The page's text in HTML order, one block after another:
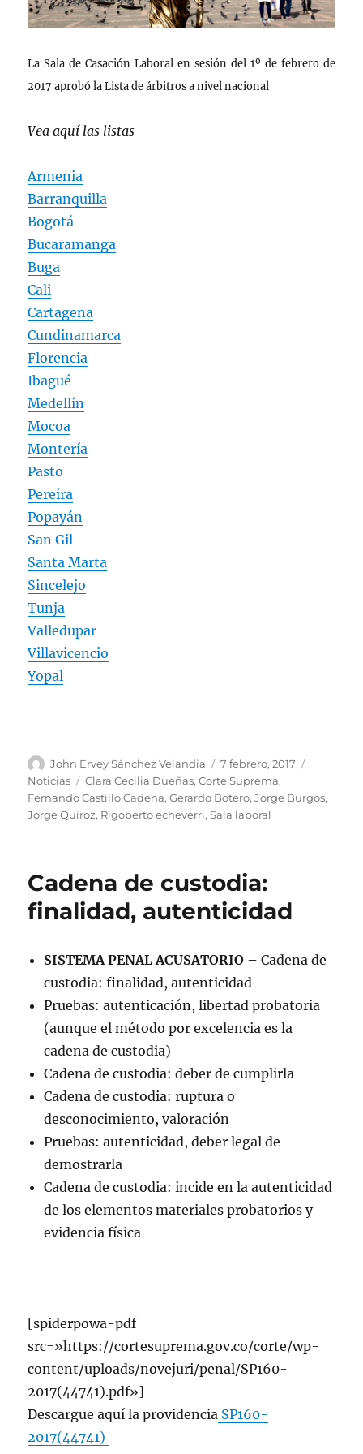
La Sala de Casación Laboral en sesión del 1º de febrero de
2017 aprobó la Lista de árbitros a nivel nacional
Vea aquí las listas
Armenia
Barranquilla
Bogotá
Bucaramanga
Buga
Cali
Cartagena
Cundinamarca
Florencia
Ibagué
Medellín
Mocoa
Montería
Pasto
Pereira
Popayán
San Gil
Santa Marta
Sincelejo
Tunja
Valledupar
Villavicencio
Yopal
Autor
John Ervey Sánchez Velandia
Publicado
el
7 febrero, 2017
Noticias
Etiquetas
Clara Cecilia Dueñas,Corte Suprema,
Fernando Castillo Cadena,Gerardo Botero,Jorge Burgos,
Jorge Quiroz, Rigoberto echeverri,Sala laboral
Cadena de custodia:
finalidad, autenticidad
SISTEMA PENAL ACUSATORIO –Cadena de
custodia: finalidad, autenticidad
Pruebas: autenticación, libertad probatoria
(aunque el método por excelencia es la
cadena de custodia)
Cadena de custodia: deber de cumplirla
Cadena de custodia: ruptura o
desconocimiento, valoración
Pruebas: autenticidad, deber legal de
demostrarla
Cadena de custodia: incide en la autenticidad
de los elementos materiales probatorios y
evidencia física
[spiderpowa-pdf
src=»https://cortesuprema.gov.co/corte/wp-
content/uploads/novejuri/penal/SP160-
2017(44741).pdf»]
Descargue aquí la providencia SP160-
2017(44741)